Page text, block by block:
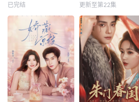
已完结 更新至第22集